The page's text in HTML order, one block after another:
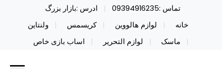
تماس :09394916235
ادرس :بازار بزرگ
خانه
لوازم هالووین کریسمس
ولنتاین
ماسک
لوازم التحریر اساب بازی خاص